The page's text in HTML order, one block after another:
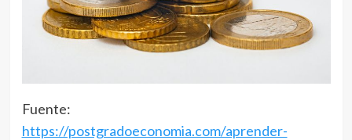
Fuente:
https://postgradoeconomia.com/aprender-